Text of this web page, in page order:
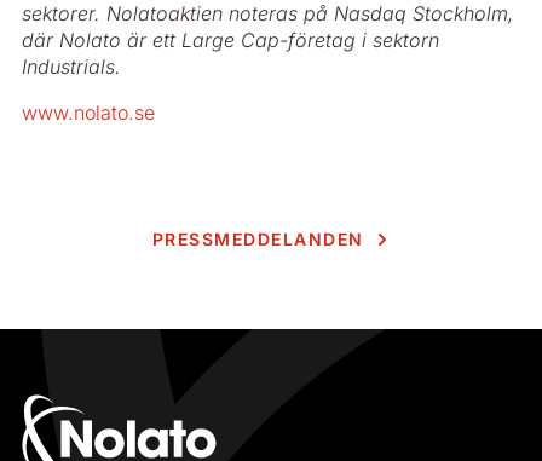
sektorer. Nolatoaktien noteras på Nasdaq Stockholm,
där Nolato är ett Large Cap-företag i sektorn
Industrials.
www.nolato.se
PRESSMEDDELANDEN